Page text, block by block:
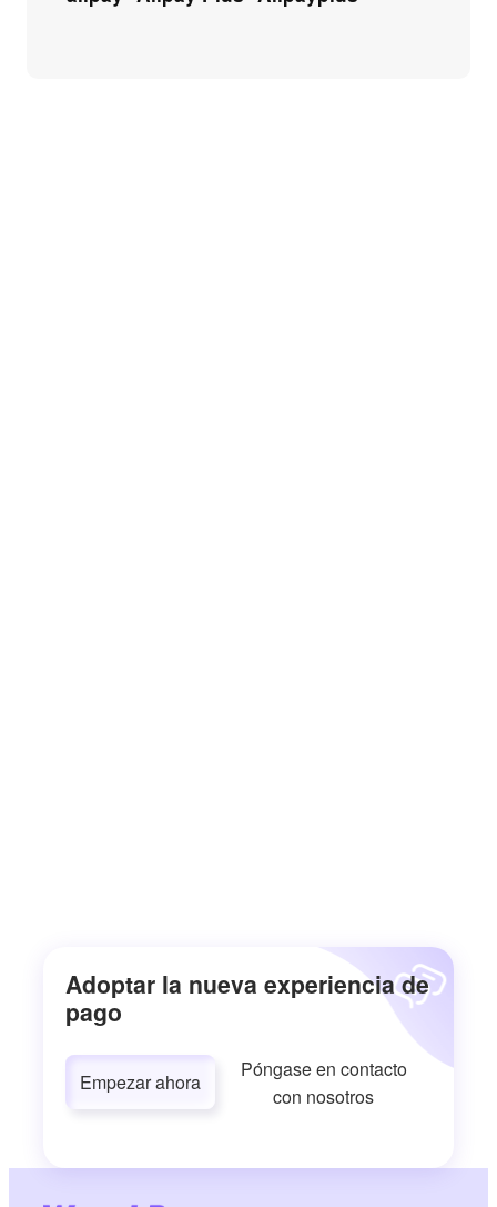
Adoptar la nueva experiencia de
pago
Empezar ahora
Póngase en contacto
con nosotros